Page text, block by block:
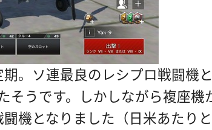
。ソ連最良のレシプロ戦闘機
そうです。しかしながら複座
機となりました（日米あたり